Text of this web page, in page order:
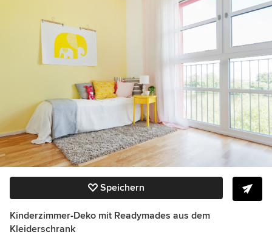
Speichern
Kinderzimmer-Deko mit Readymades aus dem
Kleiderschrank